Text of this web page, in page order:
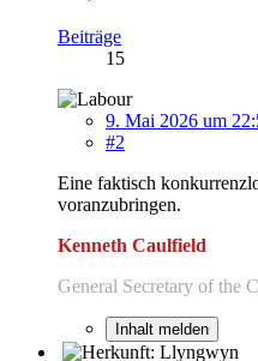
Beiträge
15
9. Mai 2026 um
#2
Eine faktisch
voranzubringen.
Kenneth Caulfield
General Secretary of the
Inhalt melden